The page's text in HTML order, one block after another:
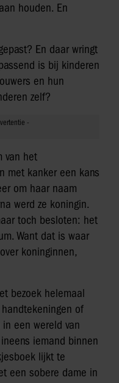
houden. En
En daar wringt
is bij kinderen
en hun
zelf?
van het
met kanker een kans
om haar naam
werd ze koningin.
toch besloten: het
Want dat is waar
koninginnen,
bezoek helemaal
of
een wereld van
iemand binnen
lijkt te
een sobere dame in